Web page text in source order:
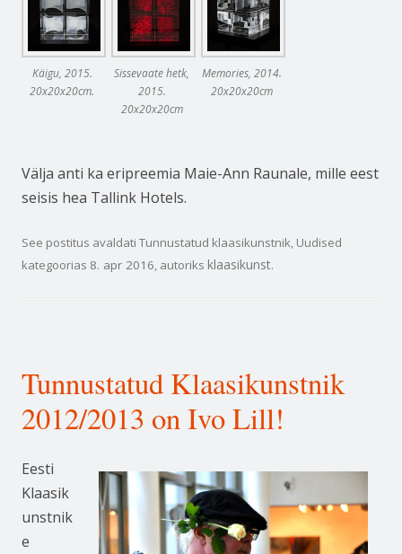
Käigu, 2015.
20x20x20cm.
Sissevaate hetk,
2015.
20x20x20cm
Memories, 2014.
20x20x20cm
Välja anti ka eripreemia Maie-Ann Raunale, mille eest
seisis hea Tallink Hotels.
See postitus avaldati Tunnustatud klaasikunstnik, Uudised
kategoorias 8. apr 2016, autoriks klaasikunst.
Tunnustatud Klaasikunstnik
2012/2013 on Ivo Lill!
Eesti
Klaasik
unstnik
e